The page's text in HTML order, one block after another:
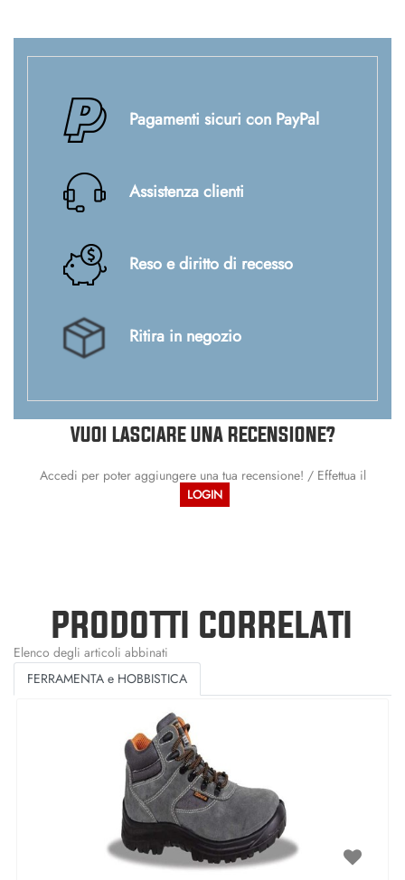
Pagamenti sicuri con PayPal
Assistenza clienti
Reso e diritto di recesso
Ritira in negozio
VUOI LASCIARE UNA RECENSIONE?
Accedi per poter aggiungere una tua recensione! / Effettua il
LOGIN
PRODOTTI CORRELATI
Elenco degli articoli abbinati
FERRAMENTA e HOBBISTICA